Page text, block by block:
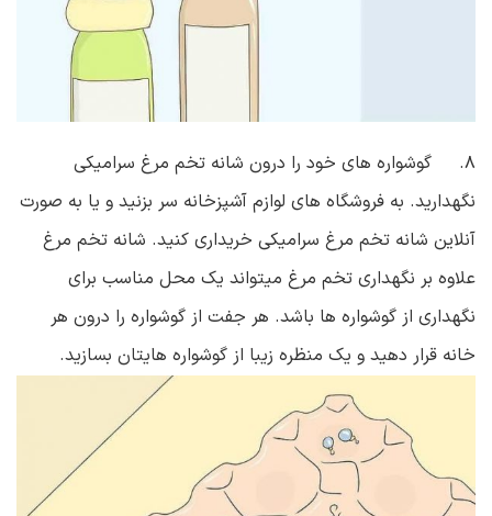
۸. گوشواره های خود را درون شانه تخم مرغ سرامیکی
نگهدارید. به فروشگاه های لوازم آشپزخانه سر بزنید و یا به صورت
آنلاین شانه تخم مرغ سرامیکی خریداری کنید. شانه تخم مرغ
علاوه بر نگهداری تخم مرغ میتواند یک محل مناسب برای
نگهداری از گوشواره ها باشد. هر جفت از گوشواره را درون هر
خانه قرار دهید و یک منظره زیبا از گوشواره هایتان بسازید.